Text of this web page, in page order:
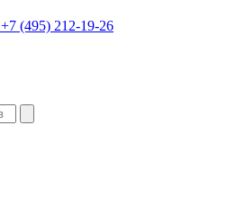
+7 (495) 212-19-26